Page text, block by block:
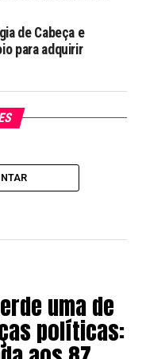
de Cabeça e
para adquirir
uma de
políticas: